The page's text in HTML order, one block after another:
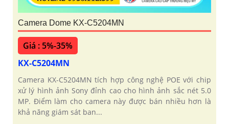
Camera Dome KX-C5204MN
Giá : 5%-35%
KX-C5204MN
Camera KX-C5204MN tích hợp công nghệ POE với chip
xử lý hình ảnh Sony đỉnh cao cho hình ảnh sắc nét 5.0
MP. Điểm làm cho camera này được bán nhiều hơn là
khả năng giám sát ban...